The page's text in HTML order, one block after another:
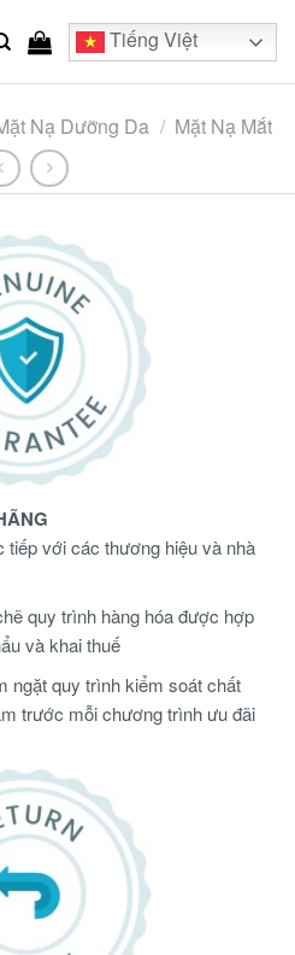
Tiếng Việt
Nạ Dưỡng Da / Mặt Nạ Mắt
với các thương hiệu và nhà
quy trình hàng hóa được hợp
và khai thuế
ngặt quy trình kiểm soát chất
trước mỗi chương trình ưu đãi